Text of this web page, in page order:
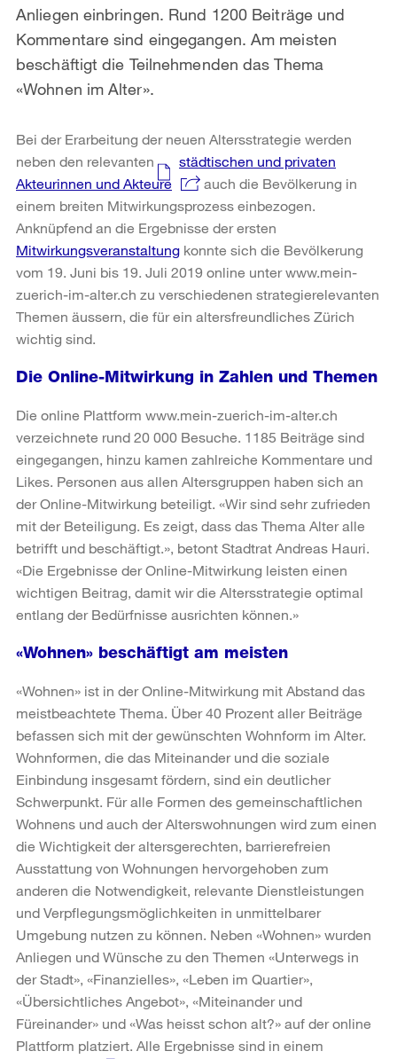
Anliegen einbringen. Rund 1200 Beiträge und
Kommentare sind eingegangen. Am meisten
beschäftigt die Teilnehmenden das Thema
«Wohnen im Alter».
Bei der Erarbeitung der neuen Altersstrategie werden
neben den relevanten
städtischen und privaten
Akteurinnen und Akteure
auch die Bevölkerung in
einem breiten Mitwirkungsprozess einbezogen.
Anknüpfend an die Ergebnisse der ersten
Mitwirkungsveranstaltung konnte sich die Bevölkerung
vom 19. Juni bis 19. Juli 2019 online unter www.mein-
zuerich-im-alter.ch zu verschiedenen strategierelevanten
Themen äussern, die für ein altersfreundliches Zürich
wichtig sind.
Die Online-Mitwirkung in Zahlen und Themen
Die online Plattform www.mein-zuerich-im-alter.ch
verzeichnete rund 20 000 Besuche. 1185 Beiträge sind
eingegangen, hinzu kamen zahlreiche Kommentare und
Likes. Personen aus allen Altersgruppen haben sich an
der Online-Mitwirkung beteiligt. «Wir sind sehr zufrieden
mit der Beteiligung. Es zeigt, dass das Thema Alter alle
betrifft und beschäftigt.», betont Stadtrat Andreas Hauri.
«Die Ergebnisse der Online-Mitwirkung leisten einen
wichtigen Beitrag, damit wir die Altersstrategie optimal
entlang der Bedürfnisse ausrichten können.»
«Wohnen» beschäftigt am meisten
«Wohnen» ist in der Online-Mitwirkung mit Abstand das
meistbeachtete Thema. Über 40 Prozent aller Beiträge
befassen sich mit der gewünschten Wohnform im Alter.
Wohnformen, die das Miteinander und die soziale
Einbindung insgesamt fördern, sind ein deutlicher
Schwerpunkt. Für alle Formen des gemeinschaftlichen
Wohnens und auch der Alterswohnungen wird zum einen
die Wichtigkeit der altersgerechten, barrierefreien
Ausstattung von Wohnungen hervorgehoben zum
anderen die Notwendigkeit, relevante Dienstleistungen
und Verpflegungsmöglichkeiten in unmittelbarer
Umgebung nutzen zu können. Neben «Wohnen» wurden
Anliegen und Wünsche zu den Themen «Unterwegs in
der Stadt», «Finanzielles», «Leben im Quartier»,
«Übersichtliches Angebot», «Miteinander und
Füreinander» und «Was heisst schon alt?» auf der online
Plattform platziert. Alle Ergebnisse sind in einem